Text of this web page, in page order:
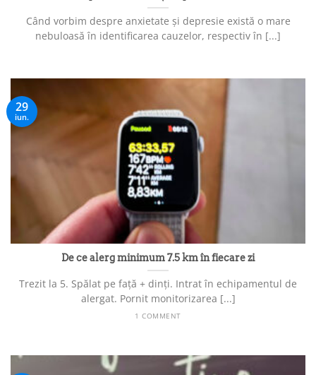
Când vorbim despre anxietate și depresie există o mare
nebuloasă în identificarea cauzelor, respectiv în [...]
De ce alerg minimum 7.5 km în fiecare zi
Trezit la 5. Spălat pe față + dinți. Intrat în echipamentul de
alergat. Pornit monitorizarea [...]
1 COMMENT
29
iun.